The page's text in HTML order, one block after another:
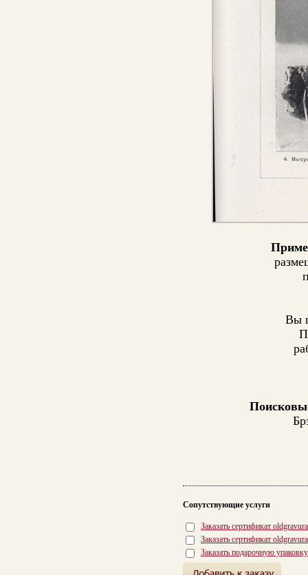
Вы
Сопутствующие услуги
Заказать сертификат
Заказать сертификат
Заказать подарочную